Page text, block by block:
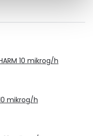
10 mikrog/h
10 mikrog/h